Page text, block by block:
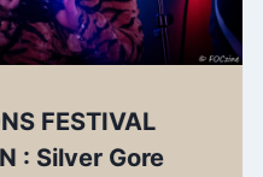
FESTIVAL
: Silver Gore